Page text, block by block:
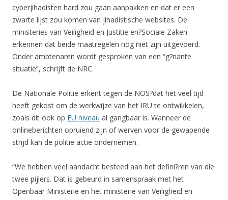
cyberjihadisten hard zou gaan aanpakken en dat er een
zwarte lijst zou komen van jihadistische websites. De
ministeries van Veiligheid en Justitie en?Sociale Zaken
erkennen dat beide maatregelen nog niet zijn uitgevoerd.
Onder ambtenaren wordt gesproken van een “g?nante
situatie”, schrijft de NRC.
De Nationale Politie erkent tegen de NOS?dat het veel tijd
heeft gekost om de werkwijze van het IRU te ontwikkelen,
zoals dit ook op EU niveau al gangbaar is. Wanneer de
onlineberichten opruiend zijn of werven voor de gewapende
strijd kan de politie actie ondernemen.
“We hebben veel aandacht besteed aan het defini?ren van die
twee pijlers. Dat is gebeurd in samenspraak met het
Openbaar Ministerie en het ministerie van Veiligheid en